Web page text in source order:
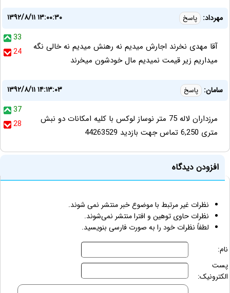
مهرداد: پاسخ
۱۳۹۲/۸/۱۱ ۱۳:۰۰:۳۰
33
24
آقا مهدی نخرند اجارش میدیم نه رهنش میدیم نه خالی نگه
میداریم زیر قیمت نمیدیم مال خودشون میخرند
سامان: پاسخ
۱۳۹۲/۸/۱۱ ۱۴:۱۳:۰۳
37
28
مرزداران لاله 75 متر نوساز لوکس با کلیه امکانات دو نبش
متری 6,250 تماس جهت بازدید 44263529
افزودن دیدگاه
نظرات غیر مرتبط با موضوع خبر منتشر نمی شوند.
نظرات حاوی توهین و افترا منتشر نمی‌شوند.
لطفاً نظرات خود را به صورت فارسی بنویسید.
نام:
پست
الکترونیک: